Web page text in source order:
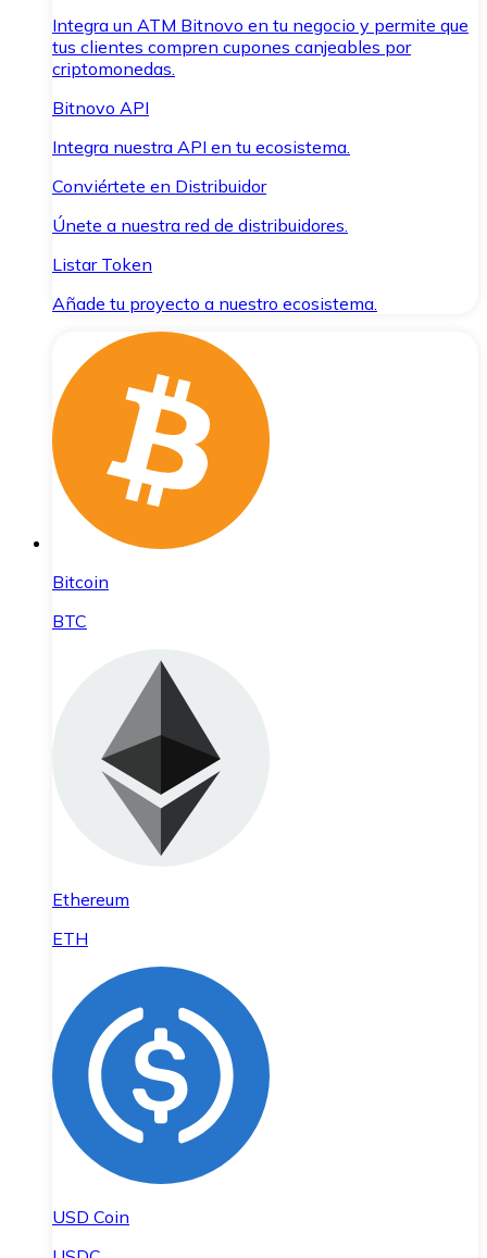
Integra un ATM Bitnovo en tu negocio y permite que
tus clientes compren cupones canjeables por
criptomonedas.
Bitnovo API
Integra nuestra API en tu ecosistema.
Conviértete en Distribuidor
Únete a nuestra red de distribuidores.
Listar Token
Añade tu proyecto a nuestro ecosistema.
Bitcoin
BTC
Ethereum
ETH
USD Coin